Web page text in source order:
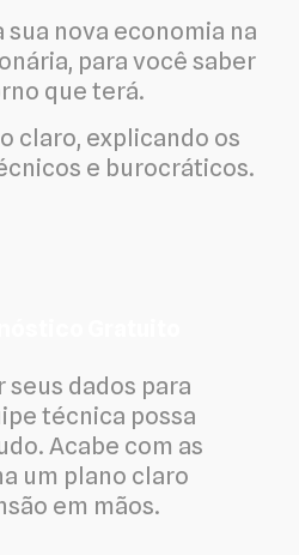
sua nova economia na
para você saber
que terá.
claro, explicando os
e burocráticos.
seus dados para
técnica possa
Acabe com as
um plano claro
em mãos.